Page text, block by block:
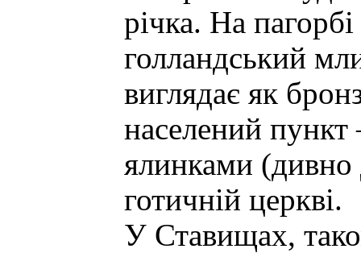
річка. На
голландський
виглядає як
населений
ялинками
готичній церкві.
У Ставищах,